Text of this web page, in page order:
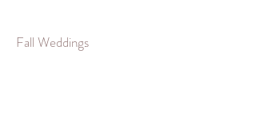
Fall Weddings